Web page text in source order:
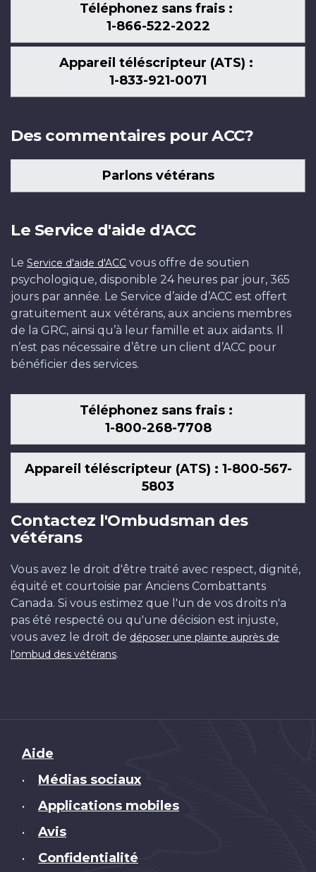
Téléphonez sans frais :
1-866-522-2022
Appareil téléscripteur (ATS) :
1-833-921-0071
Des commentaires pour ACC?
Parlons vétérans
Le Service d'aide d'ACC
Le Service d'aide d'ACC vous offre de soutien
psychologique, disponible 24 heures par jour, 365
jours par année. Le Service d’aide d’ACC est offert
gratuitement aux vétérans, aux anciens membres
de la GRC, ainsi qu’à leur famille et aux aidants. Il
n’est pas nécessaire d’être un client d’ACC pour
bénéficier des services.
Téléphonez sans frais :
1-800-268-7708
Appareil téléscripteur (ATS) : 1-800-567-
5803
Contactez l'Ombudsman des
vétérans
Vous avez le droit d'être traité avec respect, dignité,
équité et courtoisie par Anciens Combattants
Canada. Si vous estimez que l'un de vos droits n'a
pas été respecté ou qu'une décision est injuste,
vous avez le droit de déposer une plainte auprès de
l'ombud des vétérans.
Brand
Aide
• Médias sociaux
• Applications mobiles
• Avis
• Confidentialité